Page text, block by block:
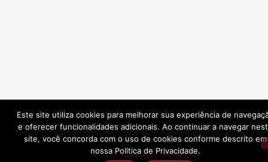
Este site utiliza cookies para melhorar sua experiência de
e oferecer funcionalidades adicionais. Ao continuar a navegar
site, você concorda com o uso de cookies conforme descrito em
nossa Política de Privacidade.